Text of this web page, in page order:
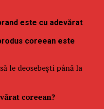
este cu adevărat
coreean este
le deosebești până la
coreean?